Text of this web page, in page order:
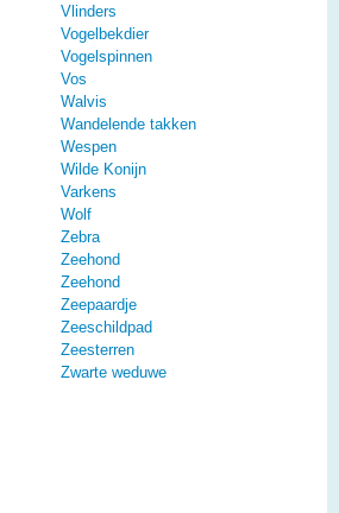
Vlinders
Vogelbekdier
Vogelspinnen
Vos
Walvis
Wandelende takken
Wespen
Wilde Konijn
Varkens
Wolf
Zebra
Zeehond
Zeehond
Zeepaardje
Zeeschildpad
Zeesterren
Zwarte weduwe